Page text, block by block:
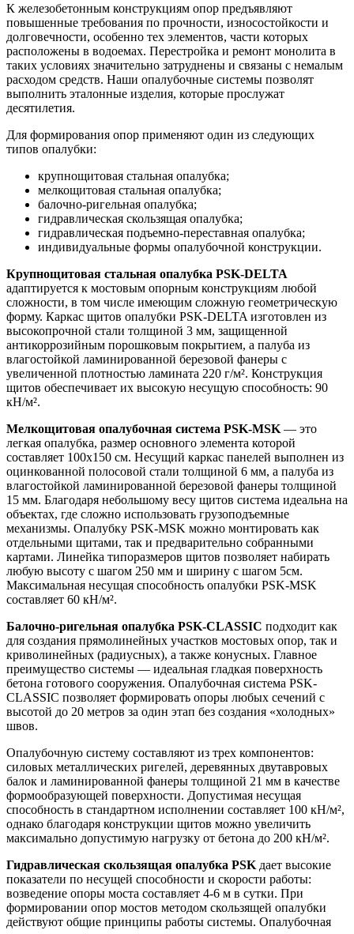
К железобетонным конструкциям опор предъявляют
повышенные требования по прочности, износостойкости и
долговечности, особенно тех элементов, части которых
расположены в водоемах. Перестройка и ремонт монолита в
таких условиях значительно затруднены и связаны с немалым
расходом средств. Наши опалубочные системы позволят
выполнить эталонные изделия, которые прослужат
десятилетия.
Для формирования опор применяют один из следующих
типов опалубки:
крупнощитовая стальная опалубка;
мелкощитовая стальная опалубка;
балочно-ригельная опалубка;
гидравлическая скользящая опалубка;
гидравлическая подъемно-переставная опалубка;
индивидуальные формы опалубочной конструкции.
Крупнощитовая стальная опалубка PSK-DELTA
адаптируется к мостовым опорным конструкциям любой
сложности, в том числе имеющим сложную геометрическую
форму. Каркас щитов опалубки PSK-DELTA изготовлен из
высокопрочной стали толщиной 3 мм, защищенной
антикоррозийным порошковым покрытием, а палуба из
влагостойкой ламинированной березовой фанеры с
увеличенной плотностью ламината 220 г/м². Конструкция
щитов обеспечивает их высокую несущую способность: 90
кН/м².
Мелкощитовая опалубочная система PSK-MSK — это
легкая опалубка, размер основного элемента которой
составляет 100х150 см. Несущий каркас панелей выполнен из
оцинкованной полосовой стали толщиной 6 мм, а палуба из
влагостойкой ламинированной березовой фанеры толщиной
15 мм. Благодаря небольшому весу щитов система идеальна на
объектах, где сложно использовать грузоподъемные
механизмы. Опалубку PSK-MSK можно монтировать как
отдельными щитами, так и предварительно собранными
картами. Линейка типоразмеров щитов позволяет набирать
любую высоту с шагом 250 мм и ширину с шагом 5см.
Максимальная несущая способность опалубки PSK-MSK
составляет 60 кН/м².
Балочно-ригельная опалубка PSK-CLASSIC подходит как
для создания прямолинейных участков мостовых опор, так и
криволинейных (радиусных), а также конусных. Главное
преимущество системы — идеальная гладкая поверхность
бетона готового сооружения. Опалубочная система PSK-
CLASSIC позволяет формировать опоры любых сечений с
высотой до 20 метров за один этап без создания «холодных»
швов.
Опалубочную систему составляют из трех компонентов:
силовых металлических ригелей, деревянных двутавровых
балок и ламинированной фанеры толщиной 21 мм в качестве
формообразующей поверхности. Допустимая несущая
способность в стандартном исполнении составляет 100 кН/м²,
однако благодаря конструкции щитов можно увеличить
максимально допустимую нагрузку от бетона до 200 кН/м².
Гидравлическая скользящая опалубка PSK дает высокие
показатели по несущей способности и скорости работы:
возведение опоры моста составляет 4-6 м в сутки. При
формировании опор мостов методом скользящей опалубки
действуют общие принципы работы системы. Опалубочная